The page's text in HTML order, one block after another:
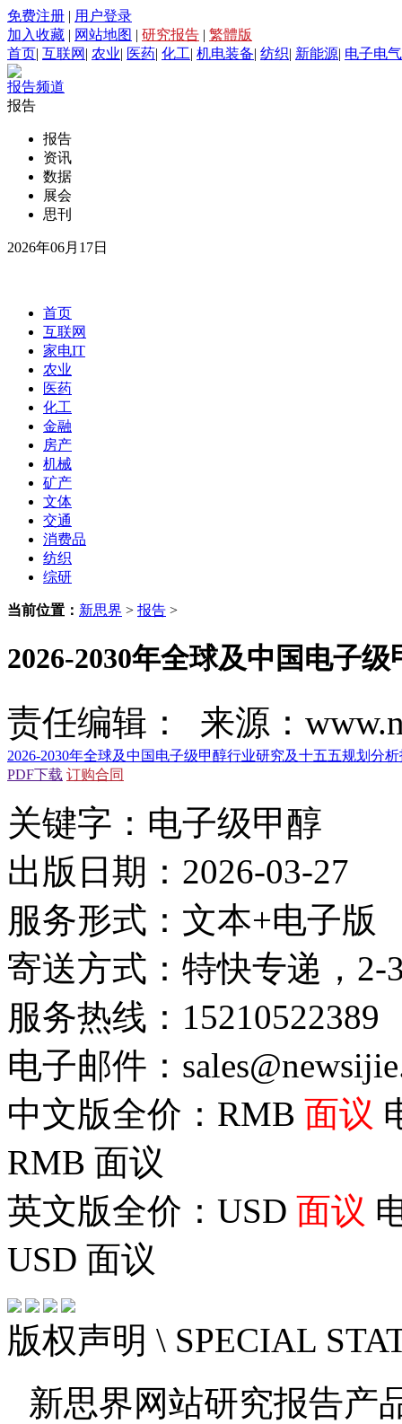
免费注册 | 用户登录
加入收藏 | 网站地图 | 研究报告 | 繁體版
首页| 互联网 | 农业| 医药| 化工| 机电装备| 纺织| 新能源| 电子电气
报告频道
报告
报告
资讯
数据
展会
思刊
2026年06月17日
首页
互联网
家电IT
农业
医药
化工
金融
房产
机械
矿产
文体
交通
消费品
纺织
综研
当前位置： 新思界 > 报告 >
2026-2030年全球及中国电子
责任编辑： 来源：
2026-2030年全球及中国电子级甲醇行业研究及十五五规划分
PDF下载 订购合同
关键字：电子级甲醇
出版日期：2026-03-27
服务形式：文本+电子版
寄送方式：特快专递，2-
服务热线：15210522389
电子邮件：
中文版全价：RMB 面议
RMB 面议
英文版全价：USD 面议
USD 面议
版权声明 \ SPECIAL
新思界网站研究报告产